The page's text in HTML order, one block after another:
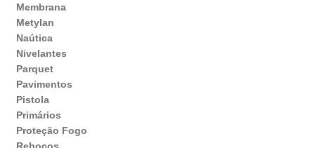
Membrana
Metylan
Naútica
Nivelantes
Parquet
Pavimentos
Pistola
Primários
Proteção Fogo